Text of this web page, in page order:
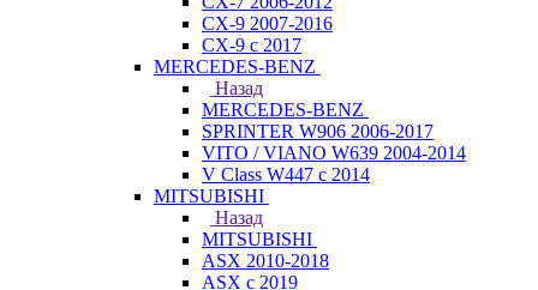
CX-9 2007-2016
CX-9 с 2017
MERCEDES-BENZ
Назад
MERCEDES-BENZ
SPRINTER W906 2006-2017
VITO / VIANO W639 2004-2014
V Class W447 с 2014
MITSUBISHI
Назад
MITSUBISHI
ASX 2010-2018
ASX с 2019